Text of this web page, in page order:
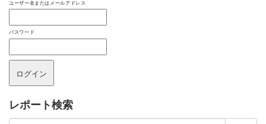
ユーザー名またはメールアドレス
パスワード
レポート検索